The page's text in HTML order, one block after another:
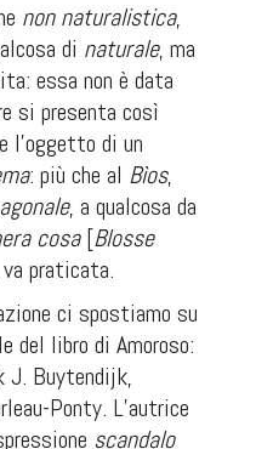
non naturalistica,
di naturale, ma
essa non è data
si presenta così
l’oggetto di un
: più che al Bìos,
agonale, a qualcosa da
cosa[Blosse
praticata.
ci spostiamo su
del libro di Amoroso:
J. Buytendijk,
Ponty. L’autrice
scandalo